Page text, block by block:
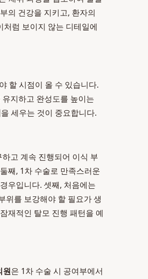
의 건강을 지키고, 환자의
처럼 보이지 않는 디테일에
할 시점이 올 수 있습니다.
지하고 완성도를 높이는
을 세우는 것이 중요합니다.
고 계속 진행되어 이식 부
째, 1차 수술로 만족스러운
우입니다. 셋째, 처음에는
위를 보강해야 할 필요가 생
재적인 탈모 진행 패턴을 예
원은 1차 수술 시 공여부에서